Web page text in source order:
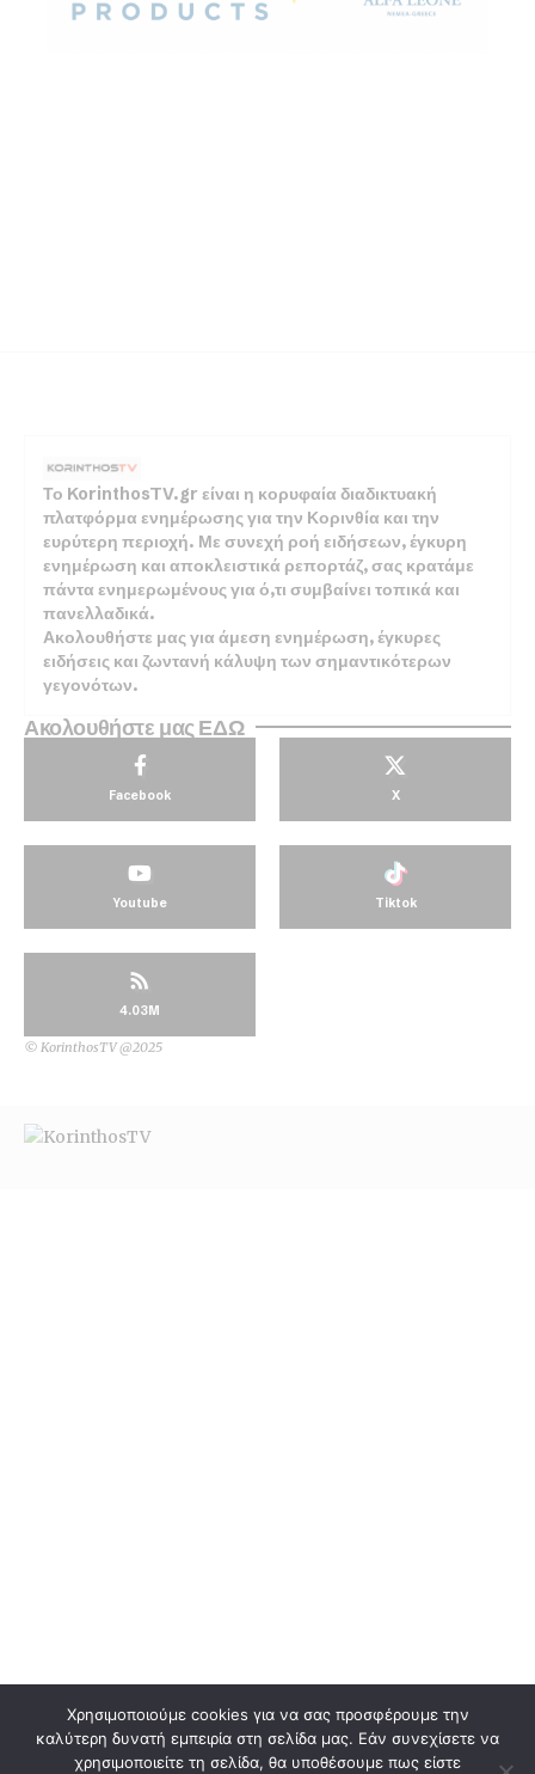
Το KorinthosTV.gr είναι η κορυφαία διαδικτυακή
πλατφόρμα ενημέρωσης για την Κορινθία και την
ευρύτερη περιοχή. Με συνεχή ροή ειδήσεων, έγκυρη
ενημέρωση και αποκλειστικά ρεπορτάζ, σας κρατάμε
πάντα ενημερωμένους για ό,τι συμβαίνει τοπικά και
πανελλαδικά.
Ακολουθήστε μας για άμεση ενημέρωση, έγκυρες
ειδήσεις και ζωντανή κάλυψη των σημαντικότερων
γεγονότων.
Ακολουθήστε μας ΕΔΩ
Facebook X
Youtube Tiktok
4.03M
© KorinthosTV @2025
Χρησιμοποιούμε cookies για να σας προσφέρουμε την
καλύτερη δυνατή εμπειρία στη σελίδα μας. Εάν συνεχίσετε να
χρησιμοποιείτε τη σελίδα, θα υποθέσουμε πως είστε